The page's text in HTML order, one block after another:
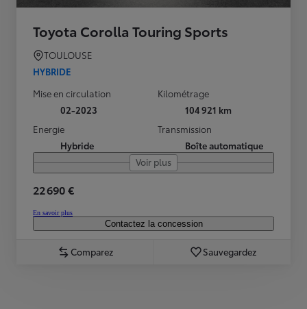
Toyota Corolla Touring Sports
TOULOUSE
HYBRIDE
Mise en circulation
02-2023
Kilométrage
104 921 km
Energie
Hybride
Transmission
Boîte automatique
Voir plus
22 690 €
En savoir plus
Contactez la concession
Comparez Sauvegardez